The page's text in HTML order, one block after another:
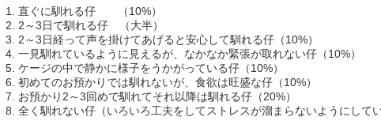
直ぐに馴れる仔 （10%）
2～3日で馴れる仔 （大半）
2～3日経って声を掛けてあげると安心して馴れる仔（10%）
一見馴れているように見えるが、なかなか緊張が取れない仔（10%）
ケージの中で静かに様子をうかがっている仔（10%）
初めてのお預かりでは馴れないが、食欲は旺盛な仔（10%）
お預かり2～3回めで馴れてそれ以降は馴れる仔（20%）
全く馴れない仔（いろいろ工夫をしてストレスが溜まらないようにして